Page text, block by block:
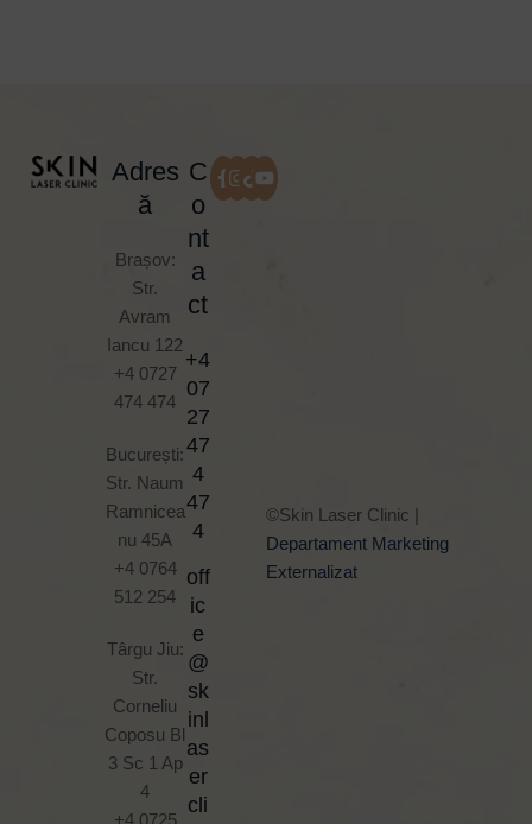
Adres
ă
Brașov:
Str.
Avram
Iancu 122
+4 0727
474 474
București:
Str. Naum
Ramnicea
nu 45A
+4 0764
512 254
Târgu Jiu:
Str.
Corneliu
Coposu Bl
3 Sc 1 Ap
4
+4 0725
C
o
nt
a
ct
+4
07
27
47
4
47
4
off
ic
e
@
sk
inl
as
er
cli
©Skin Laser Clinic |
Departament Marketing
Externalizat